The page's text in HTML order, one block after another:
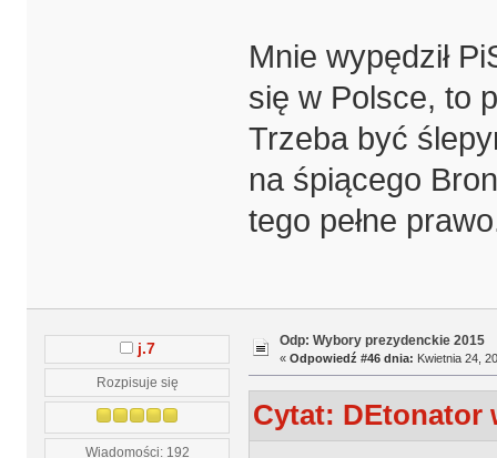
Mnie wypędził
się w Polsce, to
Trzeba być
na śpiącego
tego pełne
j.7
Rozpisuje się
Wiadomości: 192
Odp: Wybory prezydenckie 2015
« Odpowiedź #46 dnia: Kwietnia 24,
Cytat: DEtonator